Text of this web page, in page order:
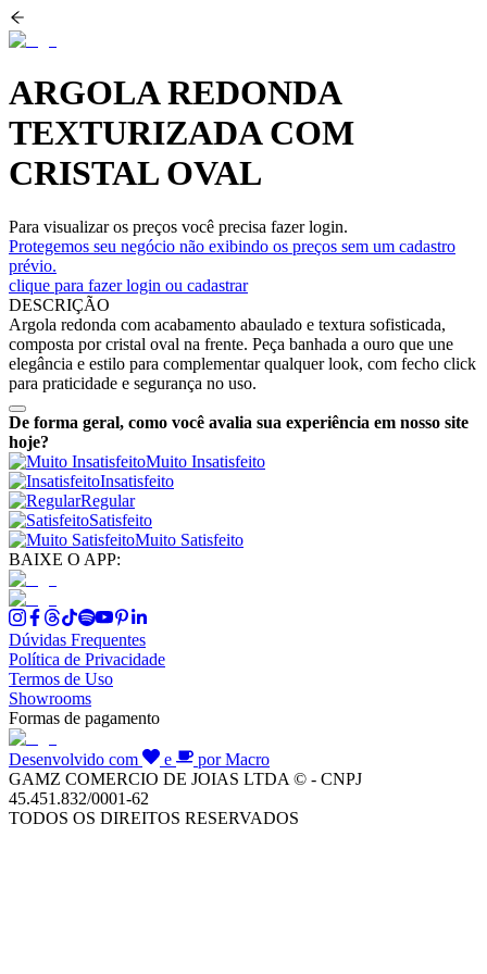
ARGOLA REDONDA
TEXTURIZADA COM
CRISTAL OVAL
Para visualizar os preços você precisa fazer login.
Protegemos seu negócio não exibindo os preços sem um cadastro
prévio.
clique para fazer login ou cadastrar
DESCRIÇÃO
Argola redonda com acabamento abaulado e textura sofisticada,
composta por cristal oval na frente. Peça banhada a ouro que une
elegância e estilo para complementar qualquer look, com fecho click
para praticidade e segurança no uso.
De forma geral, como você avalia sua experiência em nosso site
hoje?
Muito Insatisfeito
Insatisfeito
Regular
Satisfeito
Muito Satisfeito
BAIXE O APP:
Dúvidas Frequentes
Política de Privacidade
Termos de Uso
Showrooms
Formas de pagamento
Desenvolvido com e
por Macro
GAMZ COMERCIO DE JOIAS LTDA © - CNPJ
45.451.832/0001-62
TODOS OS DIREITOS RESERVADOS